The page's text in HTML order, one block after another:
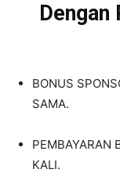
Dengan
BONUS
SAMA.
PEMBAYARAN
KALI.